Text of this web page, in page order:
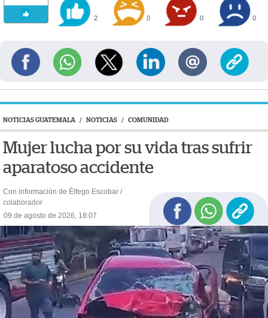
2 0 0 0
NOTICIAS GUATEMALA / NOTICIAS / COMUNIDAD
Mujer lucha por su vida tras sufrir
aparatoso accidente
Con información de Élfego Escobar /
colaborador
09 de agosto de 2026, 18:07